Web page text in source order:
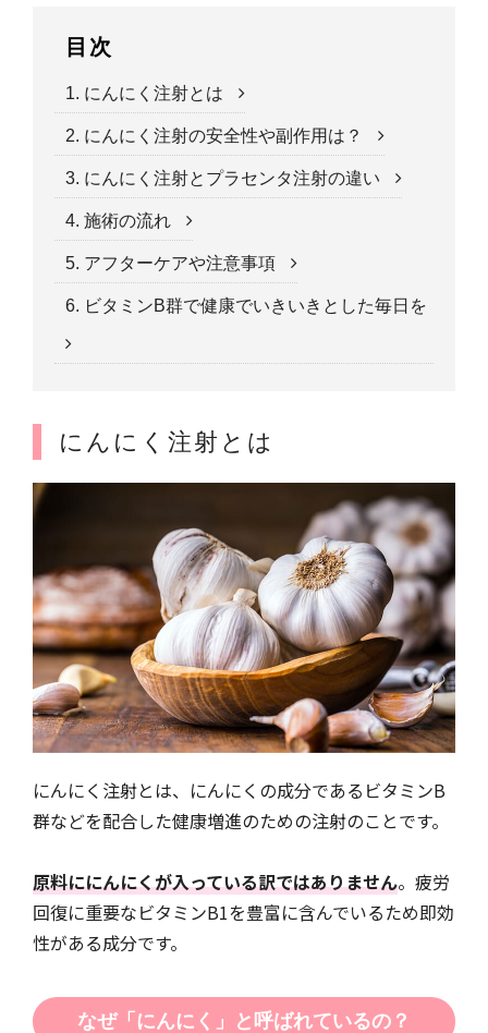
目次
1. にんにく注射とは
2. にんにく注射の安全性や副作用は？
3. にんにく注射とプラセンタ注射の違い
4. 施術の流れ
5. アフターケアや注意事項
6. ビタミンB群で健康でいきいきとした毎日を
にんにく注射とは
にんにく注射とは、にんにくの成分であるビタミンB
群などを配合した健康増進のための注射のことです。
原料ににんにくが入っている訳ではありません。疲労
回復に重要なビタミンB1を豊富に含んでいるため即効
性がある成分です。
なぜ「にんにく」と呼ばれているの？